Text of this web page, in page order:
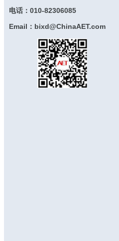
电话：010-82306085
Email：bixd@ChinaAET.com